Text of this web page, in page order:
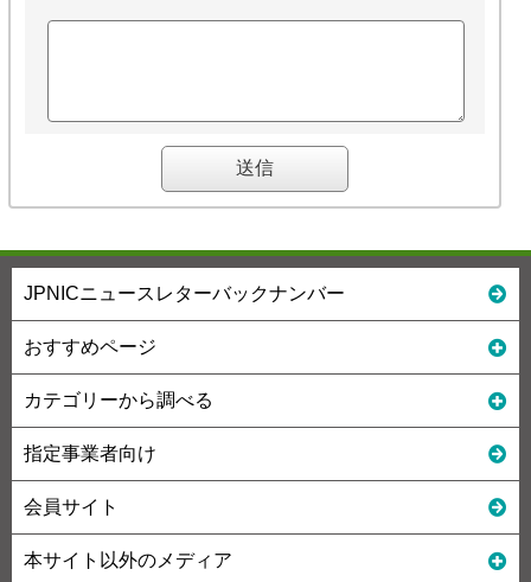
JPNICニュースレターバックナンバー
おすすめページ
カテゴリーから調べる
指定事業者向け
会員サイト
本サイト以外のメディア